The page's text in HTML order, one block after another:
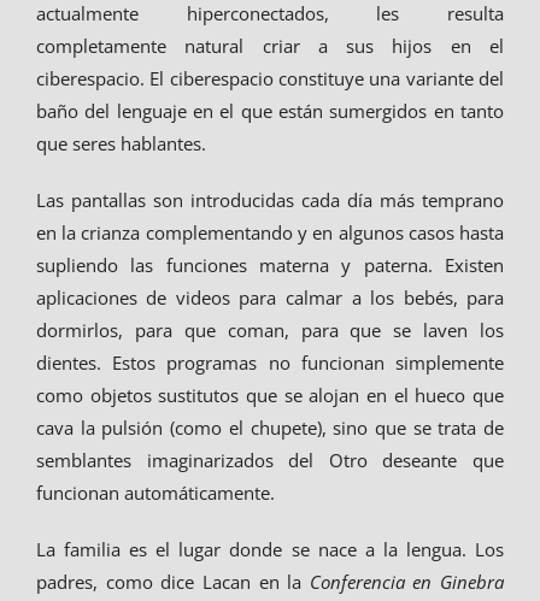
actualmente hiperconectados, les resulta
completamente natural criar a sus hijos en el
ciberespacio. El ciberespacio constituye una variante del
baño del lenguaje en el que están sumergidos en tanto
que seres hablantes.
Las pantallas son introducidas cada día más temprano
en la crianza complementando y en algunos casos hasta
supliendo las funciones materna y paterna. Existen
aplicaciones de videos para calmar a los bebés, para
dormirlos, para que coman, para que se laven los
dientes. Estos programas no funcionan simplemente
como objetos sustitutos que se alojan en el hueco que
cava la pulsión (como el chupete), sino que se trata de
semblantes imaginarizados del Otro deseante que
funcionan automáticamente.
La familia es el lugar donde se nace a la lengua. Los
padres, como dice Lacan en la Conferencia en Ginebra